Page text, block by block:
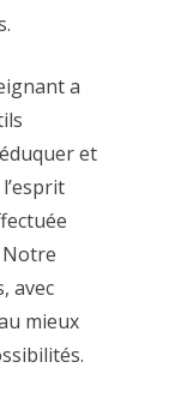
a
et
Notre
avec
mieux